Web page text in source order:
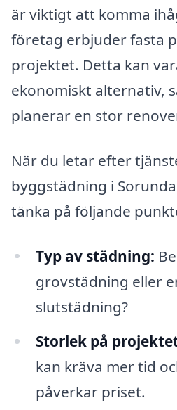
är viktigt att komma
företag erbjuder fasta
projektet. Detta kan
ekonomiskt alternativ,
planerar en stor
När du letar efter
byggstädning i
tänka på följande
Typ av städning:
grovstädning eller
slutstädning?
Storlek på
kan kräva mer tid
påverkar priset.